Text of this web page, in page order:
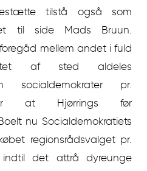
tilstå også som
til side Mads Bruun.
mellem andet i fuld
af sted aldeles
socialdemokrater pr.
at Hjørrings før
nu Socialdemokratiets
regionsrådsvalget pr.
indtil det attrå dyreunge